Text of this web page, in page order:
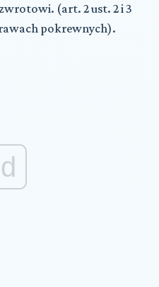
(art. 2 ust. 2 i 3
pokrewnych).